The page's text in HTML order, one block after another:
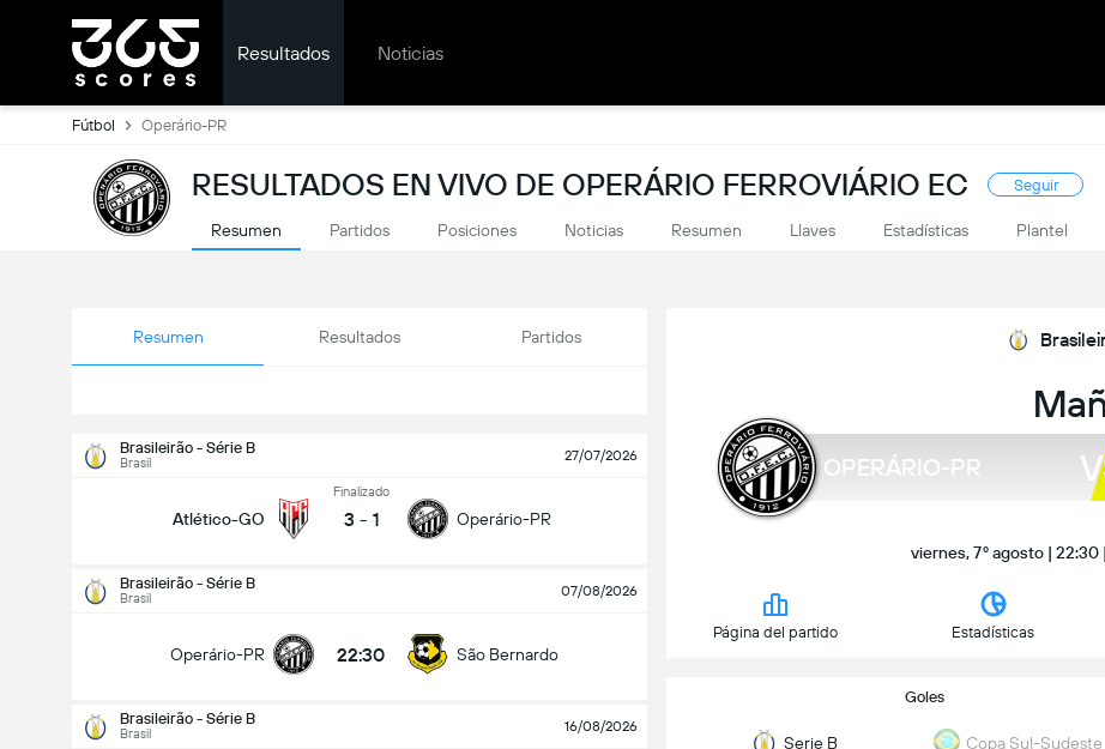
Resultados Noticias
Fútbol Operário-PR
RESULTADOS EN VIVO DE OPERÁRIO FERROVIÁRIO EC Seguir
Resumen Partidos Posiciones Noticias Resumen Llaves Estadísticas Plantel
Resumen Resultados Partidos
Brasileirão - Série B
Brasil 27/07/2026
Atlético-GO
Finalizado
3 - 1 Operário-PR
Brasileirão - Série B
Brasil 07/08/2026
Operário-PR 22:30 São Bernardo
Brasileirão - Série B
Brasil 16/08/2026
OPERÁRIO-PR
viernes, 7º agosto |
Página del partido Estadísticas
Goles
Serie B Copa Sul-Sudeste